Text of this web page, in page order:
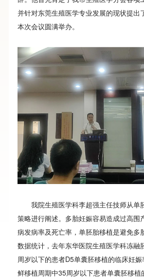
并针对东莞生殖医学专业发展的现状提出
本次会议圆满举办。
我院生殖医学科李超强主任技师从单
策略进行阐述。多胎妊娠容易造成过高围
病发病率及死亡率，单胚胎移植是避免多
数据统计，去年东华医院生殖医学科冻融
周岁以下的患者D5单囊胚移植的临床妊
鲜移植周期中35周岁以下患者单囊胚移植